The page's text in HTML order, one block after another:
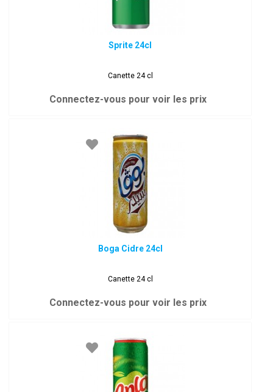
Sprite 24cl
Canette 24 cl
Connectez-vous pour voir les prix
Boga Cidre 24cl
Canette 24 cl
Connectez-vous pour voir les prix